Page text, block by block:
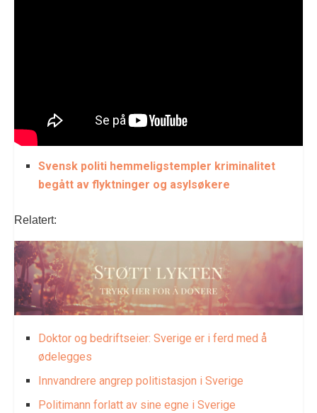
Svensk politi hemmeligstempler kriminalitet
begått av flyktninger og asylsøkere
Relatert:
Doktor og bedriftseier: Sverige er i ferd med å
ødelegges
Innvandrere angrep politistasjon i Sverige
Politimann forlatt av sine egne i Sverige